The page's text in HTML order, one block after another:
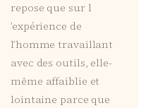
repose que sur l
’expérience de
l’homme travaillant
avec des outils, elle-
même affaiblie et
lointaine parce que